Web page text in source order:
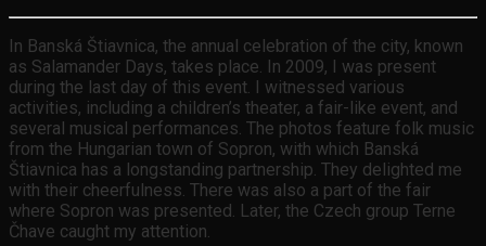
In Banská Štiavnica, the annual celebration of the city, known
as Salamander Days, takes place. In 2009, I was present
during the last day of this event. I witnessed various
activities, including a children’s theater, a fair-like event, and
several musical performances. The photos feature folk music
from the Hungarian town of Sopron, with which Banská
Štiavnica has a longstanding partnership. They delighted me
with their cheerfulness. There was also a part of the fair
where Sopron was presented. Later, the Czech group Terne
Čhave caught my attention.